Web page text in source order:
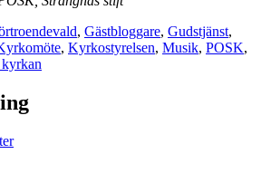
, Gästbloggare, Gudstjänst,
, Kyrkostyrelsen, Musik, POSK,
kyrkan